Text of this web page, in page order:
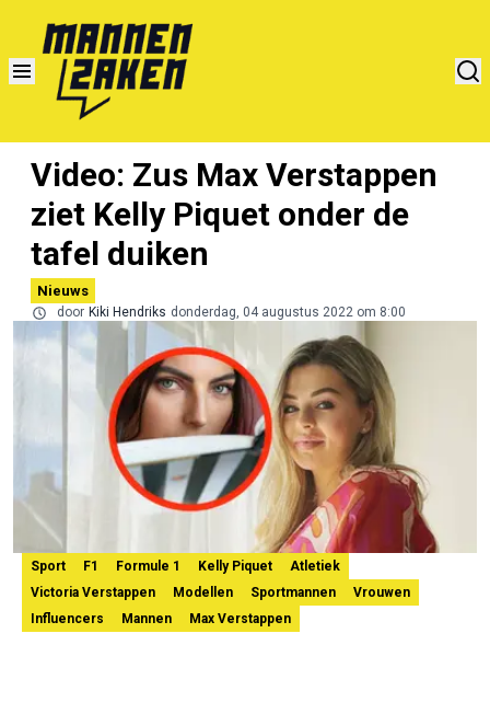
Video: Zus Max Verstappen
ziet Kelly Piquet onder de
tafel duiken
Nieuws
door Kiki Hendriks donderdag, 04 augustus 2022 om 8:00
Sport F1 Formule 1 Kelly Piquet
Atletiek
Victoria Verstappen
Modellen Sportmannen
Vrouwen
Influencers
Mannen Max Verstappen